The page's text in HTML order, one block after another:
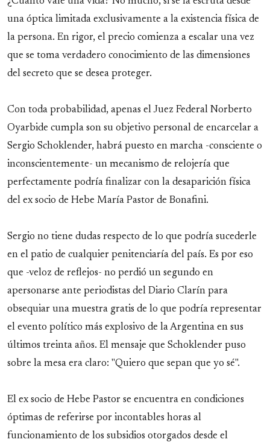
una óptica limitada exclusivamente a la existencia física de
la persona. En rigor, el precio comienza a escalar una vez
que se toma verdadero conocimiento de las dimensiones
del secreto que se desea proteger.
Con toda probabilidad, apenas el Juez Federal Norberto
Oyarbide cumpla son su objetivo personal de encarcelar a
Sergio Schoklender, habrá puesto en marcha -consciente o
inconscientemente- un mecanismo de relojería que
perfectamente podría finalizar con la desaparición física
del ex socio de Hebe María Pastor de Bonafini.
Sergio no tiene dudas respecto de lo que podría sucederle
en el patio de cualquier penitenciaría del país. Es por eso
que -veloz de reflejos- no perdió un segundo en
apersonarse ante periodistas del Diario Clarín para
obsequiar una muestra gratis de lo que podría representar
el evento político más explosivo de la Argentina en sus
últimos treinta años. El mensaje que Schoklender puso
sobre la mesa era claro: "Quiero que sepan que yo sé".
El ex socio de Hebe Pastor se encuentra en condiciones
óptimas de referirse por incontables horas al
funcionamiento de los subsidios otorgados desde el